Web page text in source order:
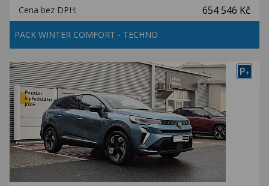
Cena bez DPH: 654 546 Kč
PACK WINTER COMFORT - TECHNO
P+